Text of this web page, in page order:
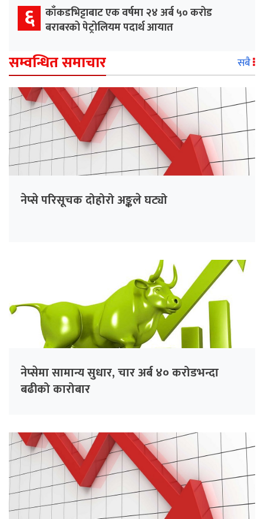
६ काँकडभिट्टाबाट एक वर्षमा २४ अर्ब ५० करोड
बराबरको पेट्रोलियम पदार्थ आयात
सम्वन्धित समाचार सबै
नेप्से परिसूचक दोहोरो अङ्कले घट्यो
नेप्सेमा सामान्य सुधार, चार अर्ब ४० करोडभन्दा
बढीको कारोबार